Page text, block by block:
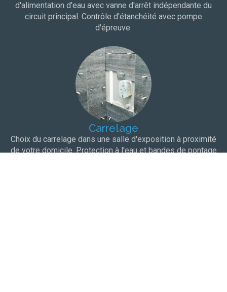
d'alimentation d'eau avec vanne d'arrêt indépendante du
circuit principal. Contrôle d'étanchéité avec pompe
d'épreuve.
Carrelage
Choix du carrelage dans une salle d'exposition à proximité
de votre domicile. Protection à l'eau et bandes de pontage